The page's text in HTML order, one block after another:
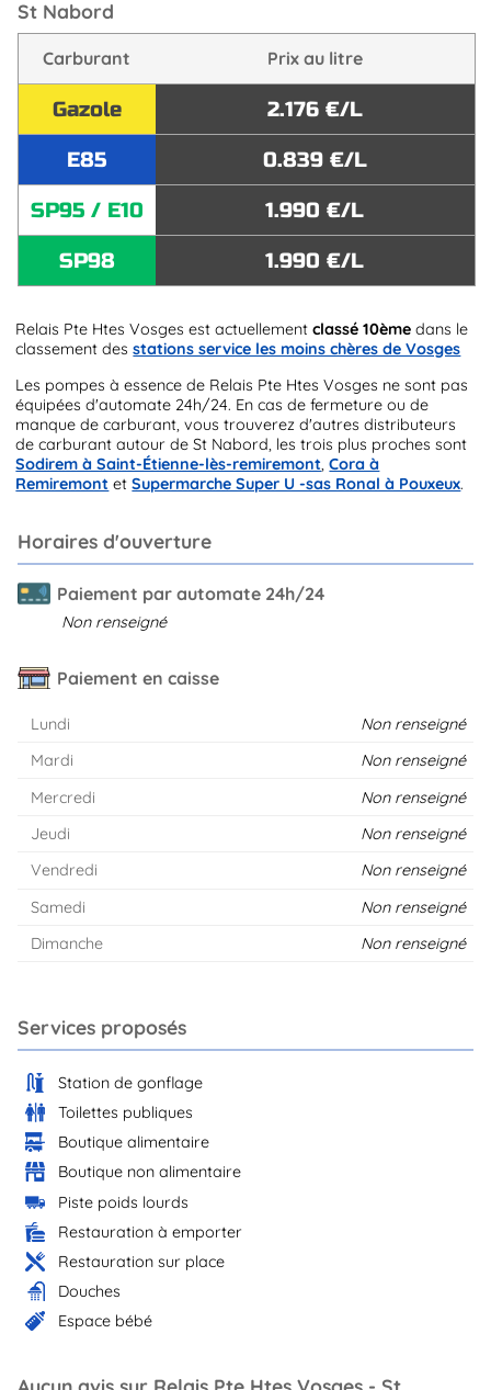
St Nabord
Carburant Prix au litre
Gazole
2.176 €/L
E85
0.839 €/L
SP95 / E10
1.990 €/L
SP98
1.990 €/L
Relais Pte Htes Vosges est actuellementclassé 10ème dans le
classement desstations service les moins chères de Vosges
Les pompes à essence de Relais Pte Htes Vosges ne sont pas
équipées d'automate 24h/24. En cas de fermeture ou de
manque de carburant, vous trouverez d'autres distributeurs
de carburant autour de St Nabord, les trois plus proches sont
Sodirem à Saint-Étienne-lès-remiremont,Cora à
Remiremont etSupermarche Super U -sas Ronal à Pouxeux.
Horaires d'ouverture
Paiement par automate 24h/24
Non renseigné
Paiement en caisse
Lundi
Non renseigné
Mardi
Non renseigné
Mercredi
Non renseigné
Jeudi
Non renseigné
Vendredi
Non renseigné
Samedi
Non renseigné
Dimanche
Non renseigné
Services proposés
Station de gonflage
Toilettes publiques
Boutique alimentaire
Boutique non alimentaire
Piste poids lourds
Restauration à emporter
Restauration sur place
Douches
Espace bébé